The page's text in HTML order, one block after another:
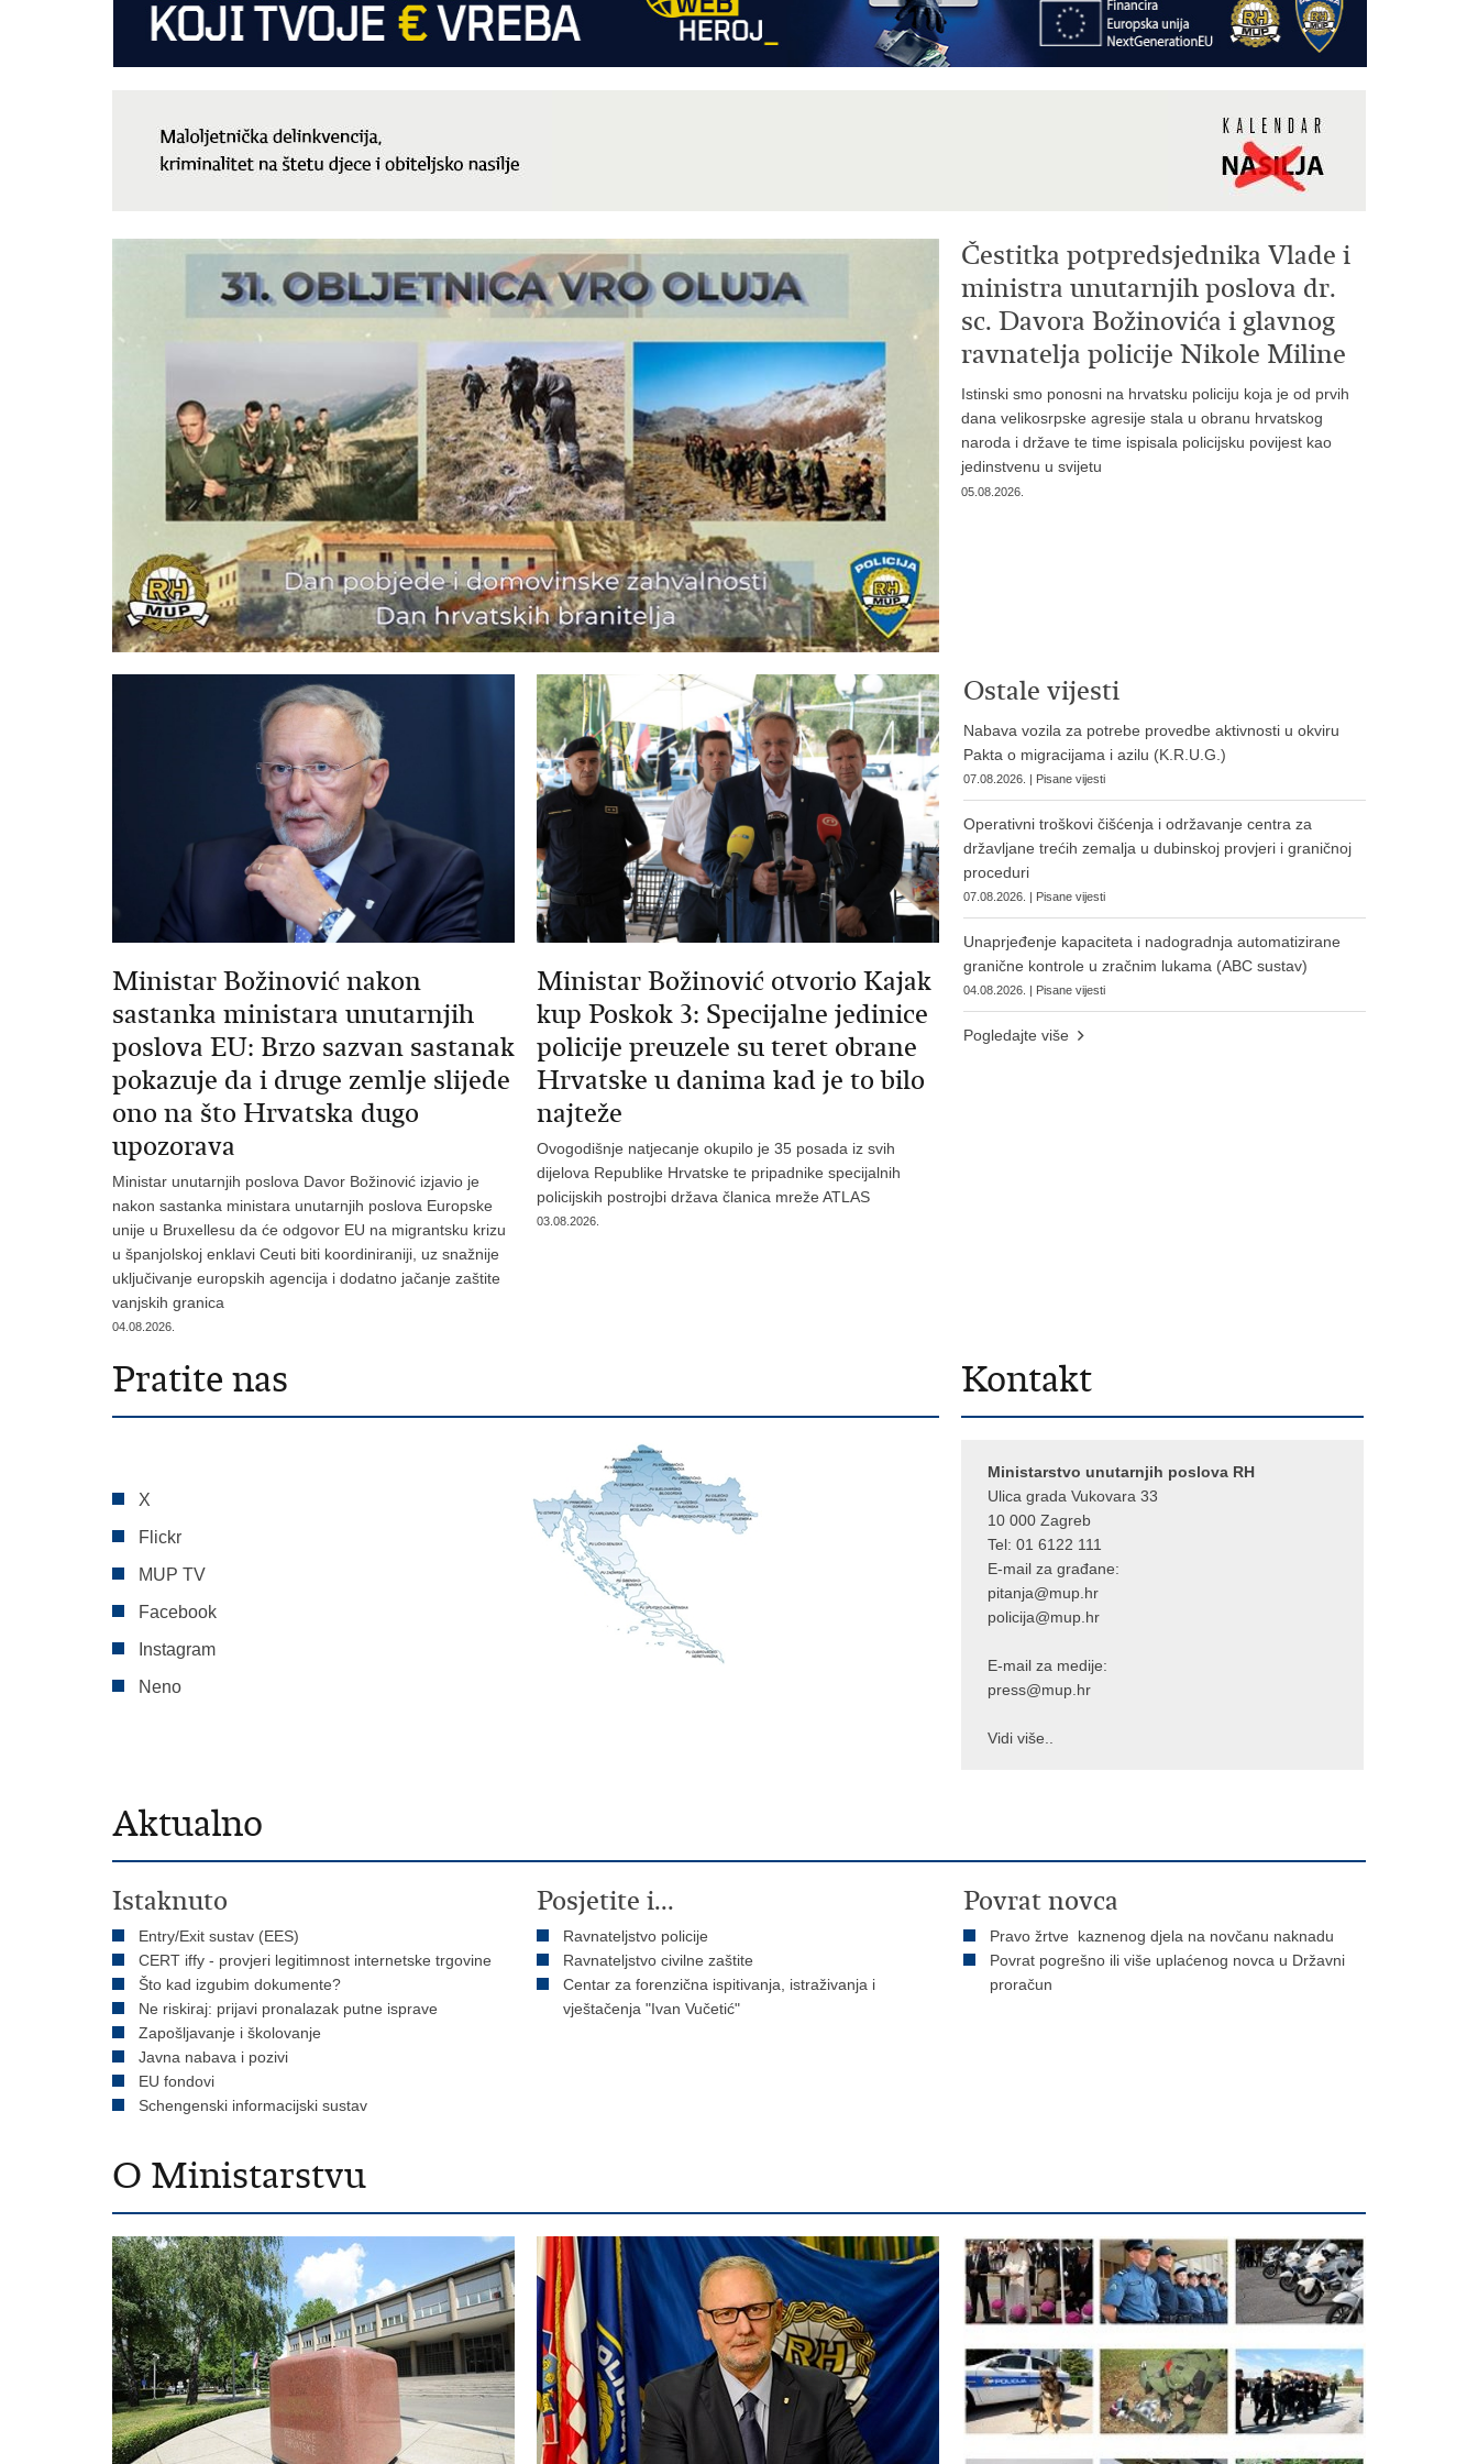
Čestitka potpredsjednika Vlade i
ministra unutarnjih poslova dr.
sc. Davora Božinovića i glavnog
ravnatelja policije Nikole Miline
Istinski smo ponosni na hrvatsku policiju koja je od prvih
dana velikosrpske agresije stala u obranu hrvatskog
naroda i države te time ispisala policijsku povijest kao
jedinstvenu u svijetu
05.08.2026.
Ministar Božinović nakon
sastanka ministara unutarnjih
poslova EU: Brzo sazvan sastanak
pokazuje da i druge zemlje slijede
ono na što Hrvatska dugo
upozorava
Ministar unutarnjih poslova Davor Božinović izjavio je
nakon sastanka ministara unutarnjih poslova Europske
unije u Bruxellesu da će odgovor EU na migrantsku krizu
u španjolskoj enklavi Ceuti biti koordiniraniji, uz snažnije
uključivanje europskih agencija i dodatno jačanje zaštite
vanjskih granica
04.08.2026.
Ministar Božinović otvorio Kajak
kup Poskok 3: Specijalne jedinice
policije preuzele su teret obrane
Hrvatske u danima kad je to bilo
najteže
Ovogodišnje natjecanje okupilo je 35 posada iz svih
dijelova Republike Hrvatske te pripadnike specijalnih
policijskih postrojbi država članica mreže ATLAS
03.08.2026.
Ostale vijesti
Nabava vozila za potrebe provedbe aktivnosti u okviru
Pakta o migracijama i azilu (K.R.U.G.)
07.08.2026. | Pisane vijesti
Operativni troškovi čišćenja i održavanje centra za
državljane trećih zemalja u dubinskoj provjeri i graničnoj
proceduri
07.08.2026. | Pisane vijesti
Unaprjeđenje kapaciteta i nadogradnja automatizirane
granične kontrole u zračnim lukama (ABC sustav)
04.08.2026. | Pisane vijesti
Pogledajte više
Pratite nas
X
Flickr
MUP TV
Facebook
Instagram
Neno
Kontakt
Ministarstvo unutarnjih poslova RH
Ulica grada Vukovara 33
10 000 Zagreb
Tel: 01 6122 111
E-mail za građane:
pitanja@mup.hr
policija@mup.hr
E-mail za medije:
press@mup.hr
Vidi više..
Aktualno
Istaknuto
Entry/Exit sustav (EES)
CERT iffy - provjeri legitimnost internetske trgovine
Što kad izgubim dokumente?
Ne riskiraj: prijavi pronalazak putne isprave
Zapošljavanje i školovanje
Javna nabava i pozivi
EU fondovi
Schengenski informacijski sustav
Posjetite i...
Ravnateljstvo policije
Ravnateljstvo civilne zaštite
Centar za forenzična ispitivanja, istraživanja i
vještačenja "Ivan Vučetić"
Povrat novca
Pravo žrtve kaznenog djela na novčanu naknadu
Povrat pogrešno ili više uplaćenog novca u Državni
proračun
O Ministarstvu